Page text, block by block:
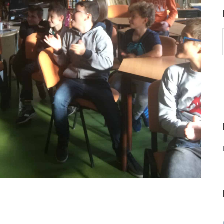
(Kreatív fotográfus)
(Kreatív fotográfus)
és iparművészeti
(Festő)
és animációkészítő